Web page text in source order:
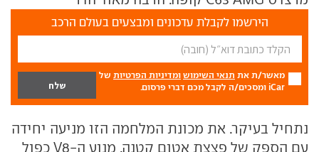
הירשמו לקבלת עדכונים ומבצעים בעולם הרכב
מאשר/ת את תנאי השימוש ומדיניות הפרטיות של
iCar ומסכים/ה לקבל מכם דברי פרסום.
נתחיל בעיקר. את מכונת המלחמה הזו מניעה יחידה
עם הספק של פצצת אטום קטנה. מנוע ה-V8 כפול